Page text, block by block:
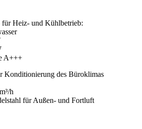
für Heiz- und Kühlbetrieb:
A+++
Konditionierung des Büroklimas
h
für Außen- und Fortluft